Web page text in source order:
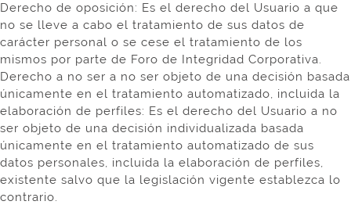
Derecho de oposición: Es el derecho del Usuario a que
no se lleve a cabo el tratamiento de sus datos de
carácter personal o se cese el tratamiento de los
mismos por parte de Foro de Integridad Corporativa.
Derecho a no ser a no ser objeto de una decisión basada
únicamente en el tratamiento automatizado, incluida la
elaboración de perfiles: Es el derecho del Usuario a no
ser objeto de una decisión individualizada basada
únicamente en el tratamiento automatizado de sus
datos personales, incluida la elaboración de perfiles,
existente salvo que la legislación vigente establezca lo
contrario.